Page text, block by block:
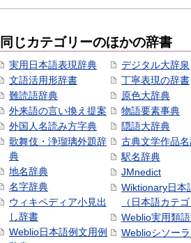
同じカテゴリーのほかの辞書
実用日本語表現辞典
文語活用形辞書
難読語辞典
外来語の言い換え提案
外国人名読み方字典
歌舞伎・浄瑠璃外題辞
典
地名辞典
名字辞典
ウィキペディア小見出
し辞書
Weblio日本語例文用例
デジタル大辞泉
丁寧表現の辞書
原色大辞典
物語要素事典
隠語大辞典
古典文学作品
駅名辞典
JMnedict
Wiktionary日本
（日本語カテ
Weblio実用類
Weblioシソー